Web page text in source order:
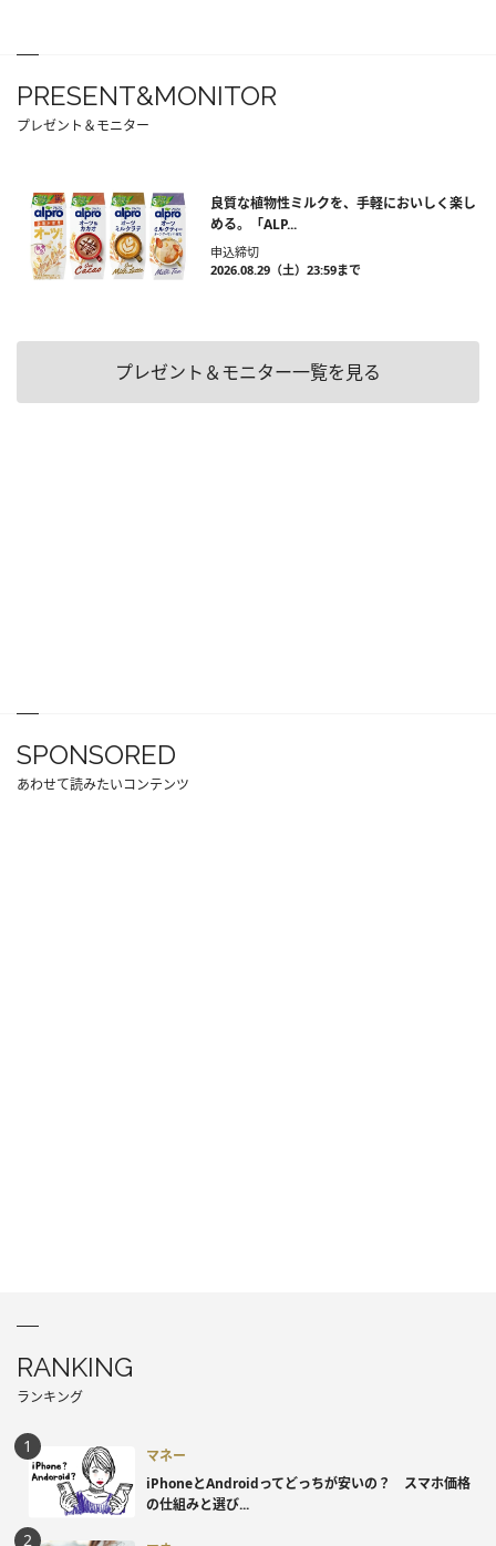
PRESENT&MONITOR
プレゼント＆モニター
良質な植物性ミルクを、手軽においしく楽し
める。「ALP...
申込締切
2026.08.29（土）23:59まで
プレゼント＆モニター一覧を見る
SPONSORED
あわせて読みたいコンテンツ
RANKING
ランキング
マネー
iPhoneとAndroidってどっちが安いの？ スマホ価格
の仕組みと選び...